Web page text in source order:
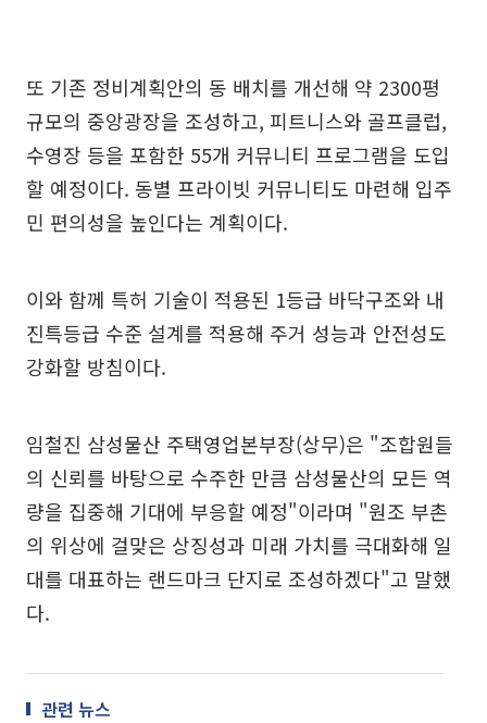
또 기존 정비계획안의 동 배치를 개선해 약 2300평
규모의 중앙광장을 조성하고, 피트니스와 골프클럽,
수영장 등을 포함한 55개 커뮤니티 프로그램을 도입
할 예정이다. 동별 프라이빗 커뮤니티도 마련해 입주
민 편의성을 높인다는 계획이다.
이와 함께 특허 기술이 적용된 1등급 바닥구조와 내
진특등급 수준 설계를 적용해 주거 성능과 안전성도
강화할 방침이다.
임철진 삼성물산 주택영업본부장(상무)은 "조합원들
의 신뢰를 바탕으로 수주한 만큼 삼성물산의 모든 역
량을 집중해 기대에 부응할 예정"이라며 "원조 부촌
의 위상에 걸맞은 상징성과 미래 가치를 극대화해 일
대를 대표하는 랜드마크 단지로 조성하겠다"고 말했
다.
관련 뉴스